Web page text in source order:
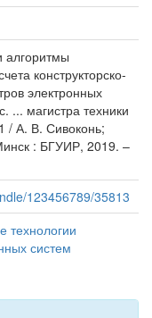
конструкторско-
электронных
... магистра техники
/ А. В. Сивоконь;
: БГУИР, 2019. –
123456789/35813
технологии
систем